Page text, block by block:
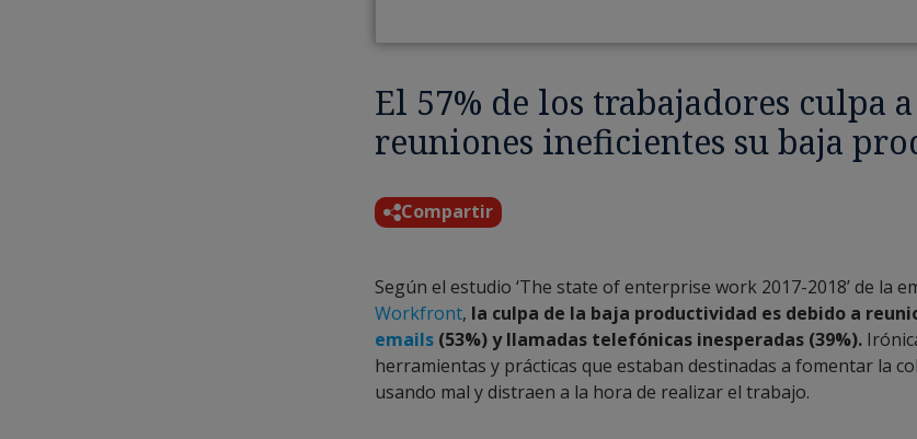
El 57% de los trabajadores culpa
reuniones ineficientes su baja
Compartir
Según el estudio ‘The state of enterprise work 2017-2018’ de la
Workfront, la culpa de la baja productividad es debido a
emails (53%) y llamadas telefónicas inesperadas (39%).
herramientas y prácticas que estaban destinadas a fomentar la
usando mal y distraen a la hora de realizar el trabajo.